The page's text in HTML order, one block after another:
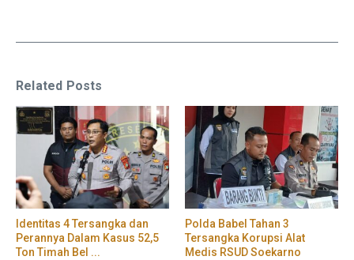
Related Posts
Identitas 4 Tersangka dan
Perannya Dalam Kasus 52,5
Ton Timah Bel ...
Polda Babel Tahan 3
Tersangka Korupsi Alat
Medis RSUD Soekarno